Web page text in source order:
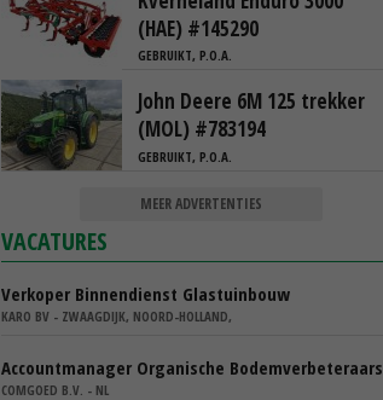
(HAE) #145290
GEBRUIKT, P.O.A.
John Deere 6M 125 trekker
(MOL) #783194
GEBRUIKT, P.O.A.
MEER ADVERTENTIES
VACATURES
Verkoper Binnendienst Glastuinbouw
KARO BV - ZWAAGDIJK, NOORD-HOLLAND,
Accountmanager Organische Bodemverbeteraars
COMGOED B.V. - NL